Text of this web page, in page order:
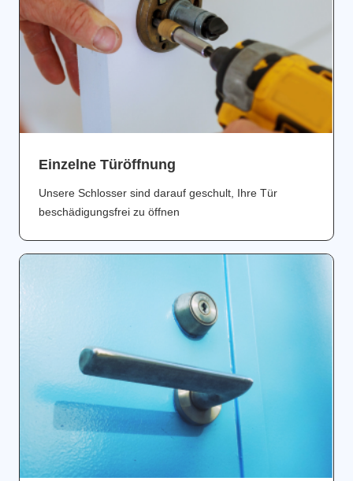
Einzelne Türöffnung
Unsere Schlosser sind darauf geschult, Ihre Tür
beschädigungsfrei zu öffnen